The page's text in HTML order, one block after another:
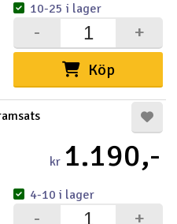
Köp
+
-
10-25 i lager
kr 1.190,-
+
-
4-10 i lager